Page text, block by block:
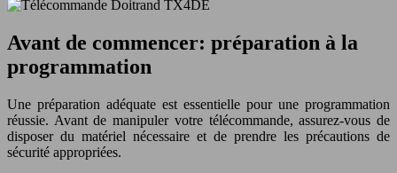
Avant de commencer: préparation à la
programmation
Une préparation adéquate est essentielle pour une programmation
réussie. Avant de manipuler votre télécommande, assurez-vous de
disposer du matériel nécessaire et de prendre les précautions de
sécurité appropriées.